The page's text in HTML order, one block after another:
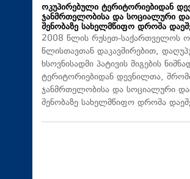
ოკუპირებული ტერიტორიებიდან
ჯანმრთელობისა და სოციალური
შენობაზე სახელმწიფო დროშა
2008 წლის რუსეთ-საქართველოს
წლისთავთან დაკავშირებით,
ხსოვნისადმი პატივის მიგების
ტერიტორიებიდან დევნილთა,
ჯანმრთელობისა და სოციალური
შენობაზე სახელმწიფო დროშა